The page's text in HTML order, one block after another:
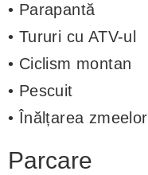
• Parapantă
• Tururi cu ATV-ul
• Ciclism montan
• Pescuit
• Înălțarea zmeelor
Parcare